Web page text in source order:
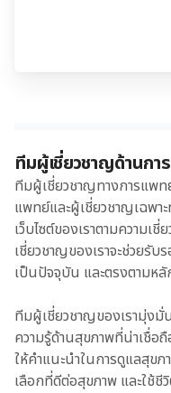
ทีมผู้เชี่ยวชาญด้านกา
ทีมผู้เชี่ยวชาญทางการแพ
แพทย์และผู้เชี่ยวชาญเฉพา
เว็บไซต์ของเราตามความ
เชี่ยวชาญของเราจะช่วยรั
เป็นปัจจุบัน และตรงตามหลั
ทีมผู้เชี่ยวชาญของเรามุ่งมั่
ความรู้ด้านสุขภาพที่น่าเชื่อถื
ให้คำแนะนำในการดูแลสุข
เลือกที่ดีต่อสุขภาพ และใช้ชี